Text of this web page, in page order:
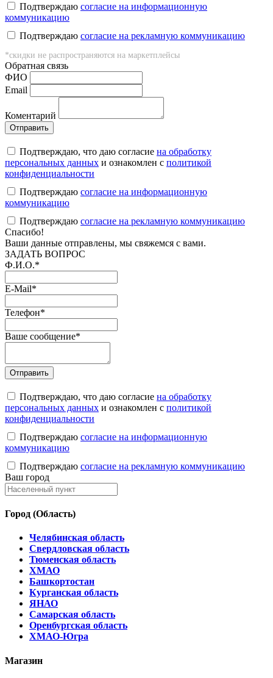
Подтверждаю согласие на информационную
коммуникацию
Подтверждаю согласие на рекламную коммуникацию
*скидки не распространяются на маркетплейсы
Обратная связь
ФИO
Email
Коментарий
Подтверждаю, что даю согласие на обработку
персональных данных и ознакомлен с политикой
конфиденциальности
Подтверждаю согласие на информационную
коммуникацию
Подтверждаю согласие на рекламную коммуникацию
Cпасибо!
Ваши данные отправлены, мы свяжемся с вами.
ЗАДАТЬ ВОПРОС
Ф.И.О.*
E-Mail*
Телефон*
Ваше сообщение*
Подтверждаю, что даю согласие на обработку
персональных данных и ознакомлен с политикой
конфиденциальности
Подтверждаю согласие на информационную
коммуникацию
Подтверждаю согласие на рекламную коммуникацию
Ваш город
Город (Область)
Челябинская область
Свердловская область
Тюменская область
ХМАО
Башкортостан
Курганская область
ЯНАО
Самарская область
Оренбургская область
ХМАО-Югра
Магазин